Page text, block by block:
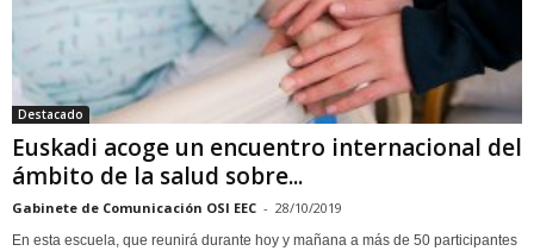
Destacado
Euskadi acoge un encuentro internacional del
ámbito de la salud sobre...
Gabinete de Comunicación OSI EEC - 28/10/2019
En esta escuela, que reunirá durante hoy y mañana a más de 50 participantes